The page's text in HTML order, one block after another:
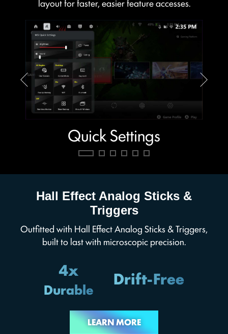
layout for faster, easier feature accesses.
Quick Settings
Hall Effect Analog Sticks &
Triggers
Outfitted with Hall Effect Analog Sticks & Triggers,
built to last with microscopic precision.
4x
Durable Drift-Free
LEARN MORE